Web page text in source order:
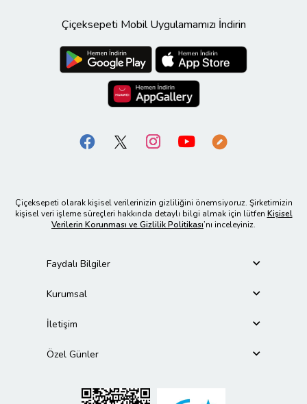
Çiçeksepeti Mobil Uygulamamızı İndirin
Çiçeksepeti olarak kişisel verilerinizin gizliliğini önemsiyoruz. Şirketimizin
kişisel veri işleme süreçleri hakkında detaylı bilgi almak için lütfen Kişisel
Verilerin Korunması ve Gizlilik Politikası’nı inceleyiniz.
Faydalı Bilgiler
Kurumsal
İletişim
Özel Günler